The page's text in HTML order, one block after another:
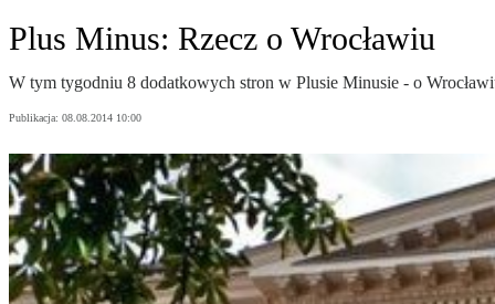
Plus Minus: Rzecz o Wrocławiu
W tym tygodniu 8 dodatkowych stron w Plusie Minusie - o
Publikacja: 08.08.2014 10:00